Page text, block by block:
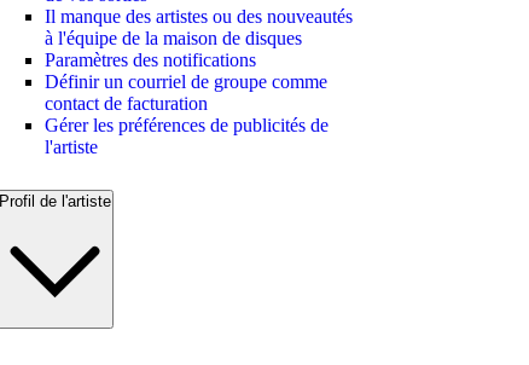
Il manque des artistes ou des nouveautés
à l'équipe de la maison de disques
Paramètres des notifications
Définir un courriel de groupe comme
contact de facturation
Gérer les préférences de publicités de
l'artiste
Profil de l'artiste